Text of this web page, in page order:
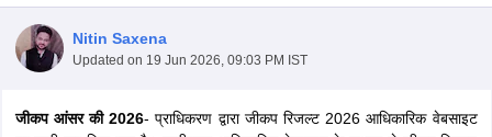
Nitin Saxena
Updated on 19 Jun 2026, 09:03 PM IST
जीकप आंसर की 2026- प्राधिकरण द्वारा जीकप रिजल्ट 2026 आधिकारिक वेबसाइट